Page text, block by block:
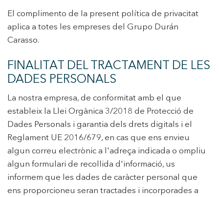
El complimento de la present política de privacitat
aplica a totes les empreses del Grupo Durán
Carasso.
FINALITAT DEL TRACTAMENT DE LES
DADES PERSONALS
La nostra empresa, de conformitat amb el que
estableix la Llei Orgànica 3/2018 de Protecció de
Dades Personals i garantia dels drets digitals i el
Reglament UE 2016/679, en cas que ens envieu
algun correu electrònic a l'adreça indicada o ompliu
algun formulari de recollida d'informació, us
informem que les dades de caràcter personal que
ens proporcioneu seran tractades i incorporades a